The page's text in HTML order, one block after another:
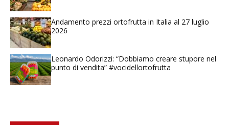
Andamento prezzi ortofrutta in Italia al 27 luglio
2026
Leonardo Odorizzi: “Dobbiamo creare stupore nel
punto di vendita” #vocidellortofrutta